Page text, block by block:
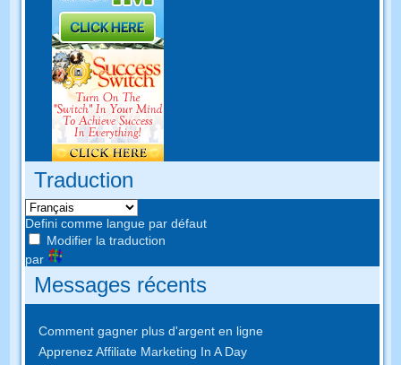
Traduction
Defini comme langue par défaut
Modifier la traduction
par
Messages récents
Comment gagner plus d'argent en ligne
Apprenez Affiliate Marketing In A Day